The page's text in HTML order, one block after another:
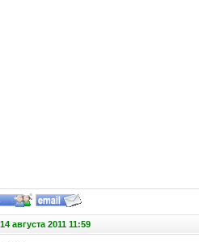
августа 2011 11:59